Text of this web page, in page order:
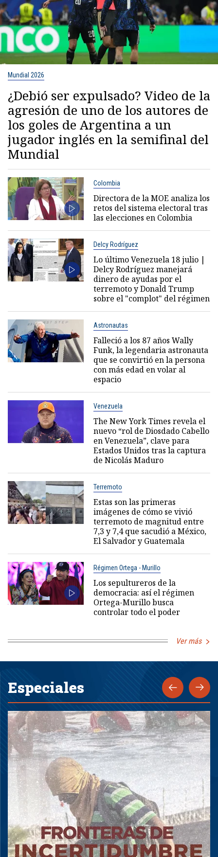
Mundial 2026
¿Debió ser expulsado? Video de la
agresión de uno de los autores de
los goles de Argentina a un
jugador inglés en la semifinal del
Mundial
Colombia
Directora de la MOE analiza los
retos del sistema electoral tras
las elecciones en Colombia
Delcy Rodríguez
Lo último Venezuela 18 julio |
Delcy Rodríguez manejará
dinero de ayudas por el
terremoto y Donald Trump
sobre el "complot" del régimen
Astronautas
Falleció a los 87 años Wally
Funk, la legendaria astronauta
que se convirtió en la persona
con más edad en volar al
espacio
Venezuela
The New York Times revela el
nuevo “rol de Diosdado Cabello
en Venezuela”, clave para
Estados Unidos tras la captura
de Nicolás Maduro
Terremoto
Estas son las primeras
imágenes de cómo se vivió
terremoto de magnitud entre
7,3 y 7,4 que sacudió a México,
El Salvador y Guatemala
Régimen Ortega - Murillo
Los sepultureros de la
democracia: así el régimen
Ortega-Murillo busca
controlar todo el poder
Ver más
Especiales